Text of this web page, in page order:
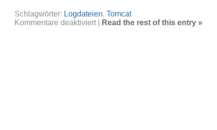
Schlagwörter: Logdateien, Tomcat
Kommentare deaktiviertfür
Apache
Read the rest of this entry »